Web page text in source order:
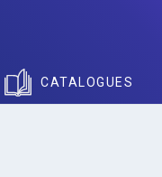
CATALOGUES